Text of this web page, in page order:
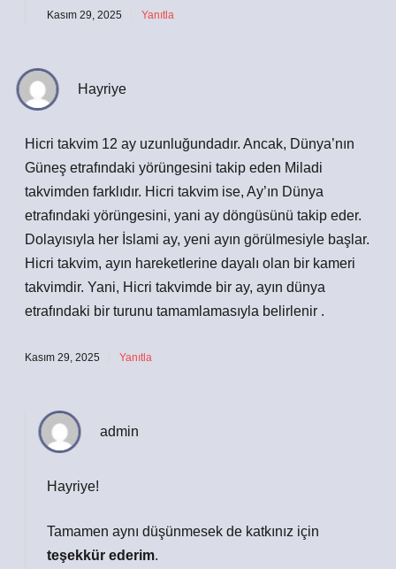
Kasım 29, 2025 Yanıtla
Hayriye
Hicri takvim 12 ay uzunluğundadır. Ancak, Dünya’nın
Güneş etrafındaki yörüngesini takip eden Miladi
takvimden farklıdır. Hicri takvim ise, Ay’ın Dünya
etrafındaki yörüngesini, yani ay döngüsünü takip eder.
Dolayısıyla her İslami ay, yeni ayın görülmesiyle başlar.
Hicri takvim, ayın hareketlerine dayalı olan bir kameri
takvimdir. Yani, Hicri takvimde bir ay, ayın dünya
etrafındaki bir turunu tamamlamasıyla belirlenir .
Kasım 29, 2025 Yanıtla
admin
Hayriye!
Tamamen aynı düşünmesek de katkınız için
teşekkür ederim.